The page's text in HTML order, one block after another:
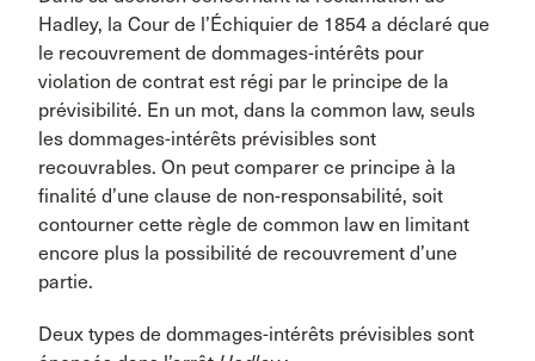
Hadley, la Cour de l’Échiquier de 1854 a déclaré que
le recouvrement de dommages-intérêts pour
violation de contrat est régi par le principe de la
prévisibilité. En un mot, dans la common law, seuls
les dommages-intérêts prévisibles sont
recouvrables. On peut comparer ce principe à la
finalité d’une clause de non-responsabilité, soit
contourner cette règle de common law en limitant
encore plus la possibilité de recouvrement d’une
partie.
Deux types de dommages-intérêts prévisibles sont